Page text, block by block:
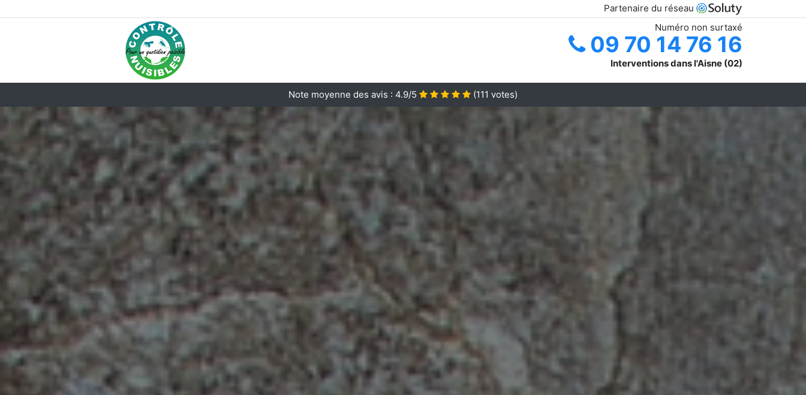
Partenaire du réseau
Numéro non surtaxé
09 70 14 76 16
Interventions dans l'Aisne (02)
Note moyenne des avis : 4.9/5 (111 votes)